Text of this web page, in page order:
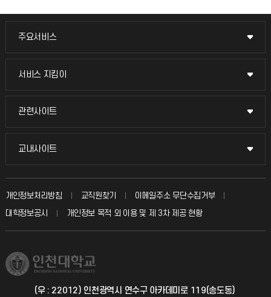
주요서비스
주요서비스
교무회의방송
입학안내
취업정보(학생)
서비스 지킴이
서비스 지킴이
묻고 답하기
칭찬마당
학생서비스 지킴이
관련사이트
관련사이트
국방헬프콜
총동문회
교내사이트
교내사이트
교수회
교육혁신본부
국제지원과
개인정보처리방침 교직원찾기
이메일주소 무단수집거부
대학정보공시
개인정보 목적 외 이용 및 제 3차 제공 현황
(우 : 22012) 인천광역시 연수구 아카데미로 119(송도동)